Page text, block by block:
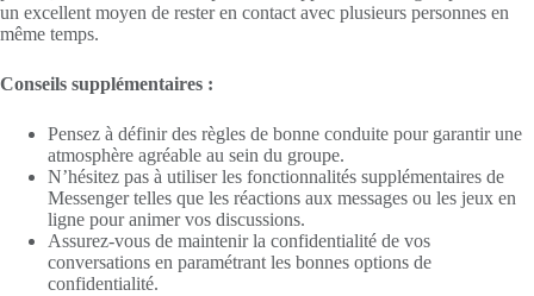
un excellent moyen de rester en contact avec plusieurs personnes en
même temps.
Conseils supplémentaires :
Pensez à définir des règles de bonne conduite pour garantir une
atmosphère agréable au sein du groupe.
N’hésitez pas à utiliser les fonctionnalités supplémentaires de
Messenger telles que les réactions aux messages ou les jeux en
ligne pour animer vos discussions.
Assurez-vous de maintenir la confidentialité de vos
conversations en paramétrant les bonnes options de
confidentialité.